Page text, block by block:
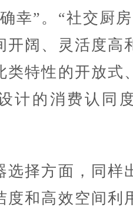
幸”。“社交厨
开阔、灵活度高
类特性的开放式
计的消费认同
择方面，同样
度和高效空间利